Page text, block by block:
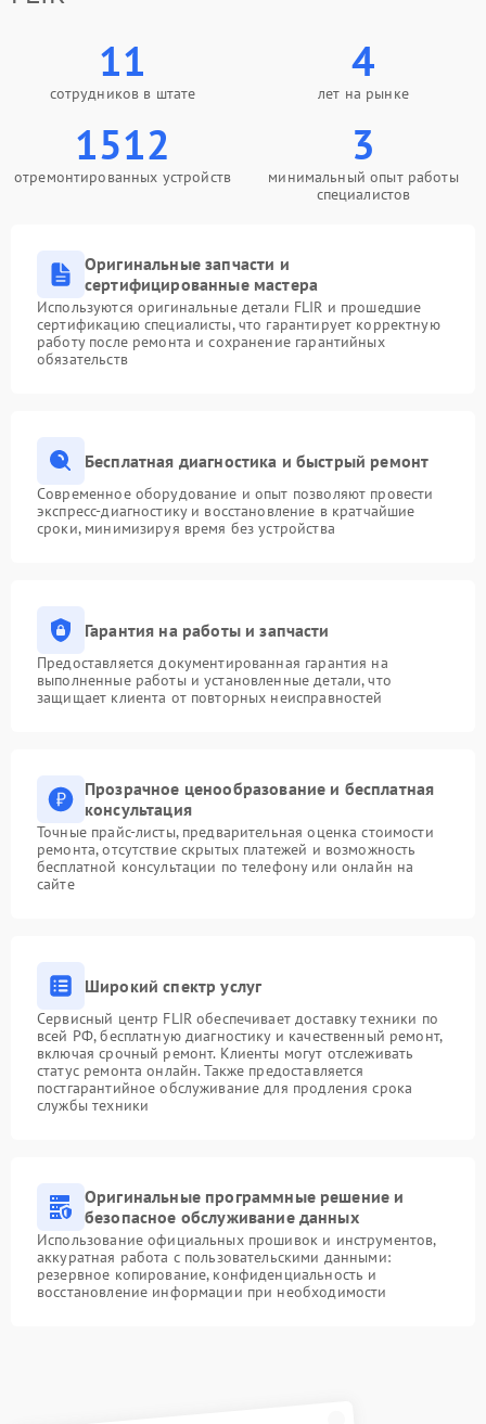
11
сотрудников в штате
4
лет на рынке
1512
отремонтированных устройств
3
минимальный опыт работы
специалистов
Оригинальные запчасти и
сертифицированные мастера
Используются оригинальные детали FLIR и прошедшие
сертификацию специалисты, что гарантирует корректную
работу после ремонта и сохранение гарантийных
обязательств
Бесплатная диагностика и быстрый ремонт
Современное оборудование и опыт позволяют провести
экспресс-диагностику и восстановление в кратчайшие
сроки, минимизируя время без устройства
Гарантия на работы и запчасти
Предоставляется документированная гарантия на
выполненные работы и установленные детали, что
защищает клиента от повторных неисправностей
Прозрачное ценообразование и бесплатная
консультация
Точные прайс-листы, предварительная оценка стоимости
ремонта, отсутствие скрытых платежей и возможность
бесплатной консультации по телефону или онлайн на
сайте
Широкий спектр услуг
Сервисный центр FLIR обеспечивает доставку техники по
всей РФ, бесплатную диагностику и качественный ремонт,
включая срочный ремонт. Клиенты могут отслеживать
статус ремонта онлайн. Также предоставляется
постгарантийное обслуживание для продления срока
службы техники
Оригинальные программные решение и
безопасное обслуживание данных
Использование официальных прошивок и инструментов,
аккуратная работа с пользовательскими данными:
резервное копирование, конфиденциальность и
восстановление информации при необходимости